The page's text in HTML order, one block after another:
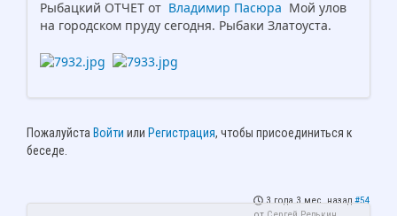
Рыбацкий ОТЧЕТ от Владимир Пасюра Мой улов
на городском пруду сегодня. Рыбаки Златоуста.
Пожалуйста Войти или Регистрация, чтобы присоединиться к
беседе.
3 года 3 мес. назад #54